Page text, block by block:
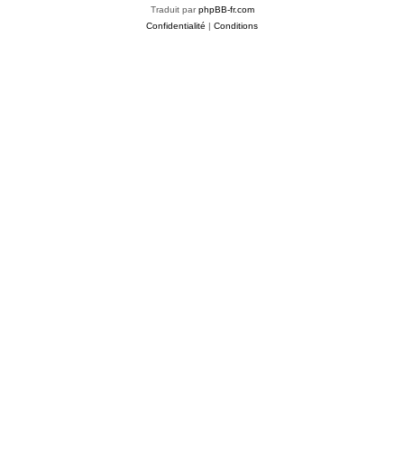
Traduit parphpBB-fr.com
Confidentialité | Conditions